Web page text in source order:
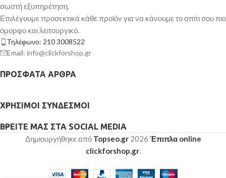
σωστή εξυπηρέτηση.
Επιλέγουμε προσεκτικά κάθε προϊόν για να κάνουμε το σπίτι σου πιο
όμορφο και λειτουργικό.
Τηλέφωνο: 210 3008522
Email: info@clickforshop.gr
ΠΡΌΣΦΑΤΑ ΆΡΘΡΑ
ΧΡΉΣΙΜΟΙ ΣΎΝΔΕΣΜΟΙ
ΒΡΕΊΤΕ ΜΑΣ ΣΤΑ SOCIAL MEDIA
Δημιουργήθηκε από Topseo.gr2026 Έπιπλα online
clickforshop.gr.